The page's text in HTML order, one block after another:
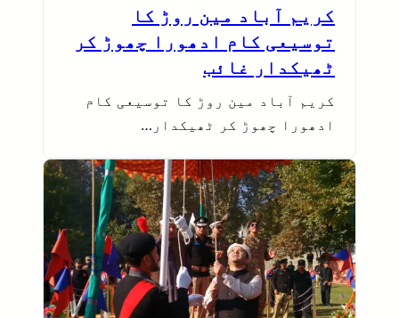
کریم آباد مین روڑ کا
توسیعی کام ادھورا چھوڑ کر
ٹھیکدار غائب
کریم آباد مین روڑ کا توسیعی کام
ادھورا چھوڑ کر ٹھیکدار…